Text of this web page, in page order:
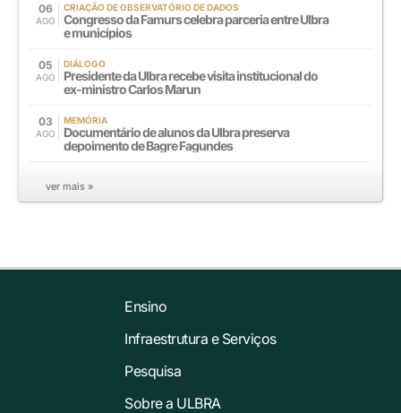
06
AGO
CRIAÇÃO DE OBSERVATÓRIO DE DADOS
Congresso da Famurs celebra parceria entre Ulbra
e municípios
05
AGO
DIÁLOGO
Presidente da Ulbra recebe visita institucional do
ex-ministro Carlos Marun
03
AGO
MEMÓRIA
Documentário de alunos da Ulbra preserva
depoimento de Bagre Fagundes
ver mais »
Ensino
Infraestrutura e Serviços
Pesquisa
Sobre a ULBRA